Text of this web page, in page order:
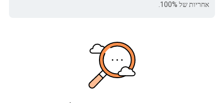
אחריות של 100%.